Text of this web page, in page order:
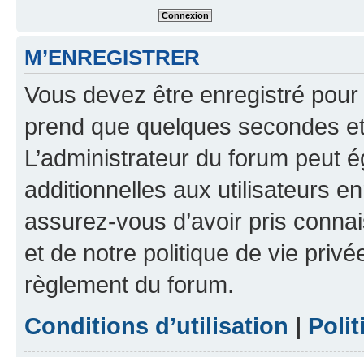
M’ENREGISTRER
Vous devez être enregistré
prend que quelques secondes
L’administrateur du forum peut
additionnelles aux utilisateurs
assurez-vous d’avoir pris
et de notre politique de vie
règlement du forum.
Conditions d’utilisation |